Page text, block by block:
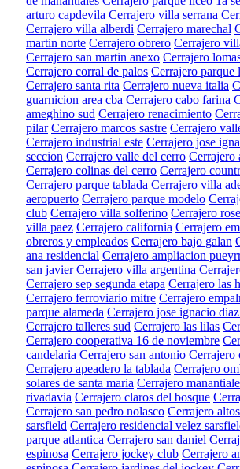
arturo capdevila Cerrajero villa serrana
Cerrajero villa alberdi Cerrajero marechal
martin norte Cerrajero obrero Cerrajero
Cerrajero san martin anexo Cerrajero
Cerrajero corral de palos Cerrajero parque
Cerrajero santa rita Cerrajero nueva italia
guarnicion area cba Cerrajero cabo farina
ameghino sud Cerrajero renacimiento
pilar Cerrajero marcos sastre Cerrajero
Cerrajero industrial este Cerrajero jose
seccion Cerrajero valle del cerro Cerrajero
Cerrajero colinas del cerro Cerrajero
Cerrajero parque tablada Cerrajero villa
aeropuerto Cerrajero parque modelo
club Cerrajero villa solferino Cerrajero
villa paez Cerrajero california Cerrajero
obreros y empleados Cerrajero bajo galan
ana residencial Cerrajero ampliacion
san javier Cerrajero villa argentina
Cerrajero sep segunda etapa Cerrajero las
Cerrajero ferroviario mitre Cerrajero
parque alameda Cerrajero jose ignacio
Cerrajero talleres sud Cerrajero las lilas
Cerrajero cooperativa 16 de noviembre
candelaria Cerrajero san antonio Cerrajero
Cerrajero apeadero la tablada Cerrajero
solares de santa maria Cerrajero
rivadavia Cerrajero claros del bosque
Cerrajero san pedro nolasco Cerrajero
sarsfield Cerrajero residencial velez
parque atlantica Cerrajero san daniel
espinosa Cerrajero jockey club Cerrajero